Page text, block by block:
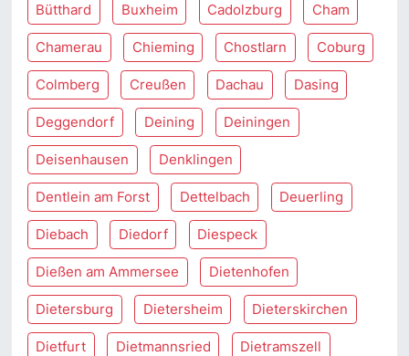
Bütthard Buxheim Cadolzburg Cham
Chamerau Chieming Chostlarn Coburg
Colmberg Creußen Dachau Dasing
Deggendorf Deining Deiningen
Deisenhausen Denklingen
Dentlein am Forst Dettelbach Deuerling
Diebach Diedorf Diespeck
Dießen am Ammersee Dietenhofen
Dietersburg Dietersheim Dieterskirchen
Dietfurt Dietmannsried Dietramszell